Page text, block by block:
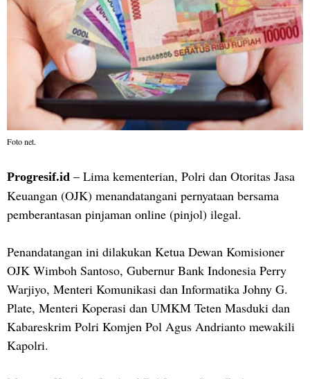
Foto net.
Progresif.id – Lima kementerian, Polri dan Otoritas Jasa
Keuangan (OJK) menandatangani pernyataan bersama
pemberantasan pinjaman online (pinjol) ilegal.
Penandatangan ini dilakukan Ketua Dewan Komisioner
OJK Wimboh Santoso, Gubernur Bank Indonesia Perry
Warjiyo, Menteri Komunikasi dan Informatika Johny G.
Plate, Menteri Koperasi dan UMKM Teten Masduki dan
Kabareskrim Polri Komjen Pol Agus Andrianto mewakili
Kapolri.